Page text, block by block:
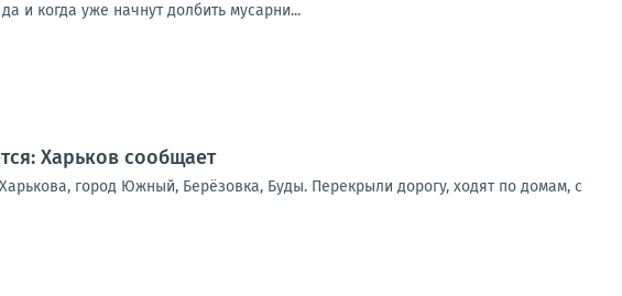
и когда уже начнут долбить мусарни...
Харьков сообщает
город Южный, Берёзовка, Буды. Перекрыли дорогу, ходят по домам, с